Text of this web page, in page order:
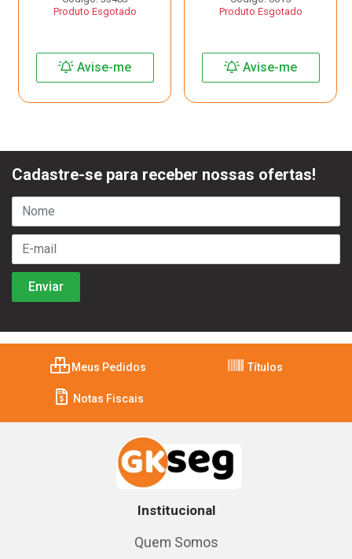
Produto Esgotado
Avise-me
Produto Esgotado
Avise-me
Cadastre-se para receber nossas ofertas!
Meus Pedidos Títulos
Notas Fiscais
Institucional
Quem Somos